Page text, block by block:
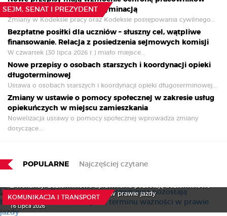
SEJM, SENAT I PREZYDENT
przed mobbingiem i dyskryminacją
Zmiany w Kodeksie pracy oraz Kodeksie postępowania cywilnego...
Bezpłatne posiłki dla uczniów – słuszny cel, wątpliwe
finansowanie. Relacja z posiedzenia sejmowych komisji
W czwartek (30 lipca 2026 r.) miało miejsce...
Nowe przepisy o osobach starszych i koordynacji opieki
długoterminowej
Ustawa o osobach starszych i koordynacji opieki długoterminowej...
Zmiany w ustawie o pomocy społecznej w zakresie usług
opiekuńczych w miejscu zamieszkania
Nowelizacja ustawy o pomocy społecznej wprowadza zmiany
dotyczące...
POPULARNE Najczęściej czytane
KOMUNIKACJA I TRANSPORT
NSA o wpisie terminu ważności w prawie jazdy
16 Lipca 2026
Nowe prawa pasażerów lotniczych